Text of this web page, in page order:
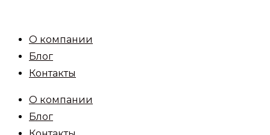
содержимому
О компании
Блог
Контакты
О компании
Блог